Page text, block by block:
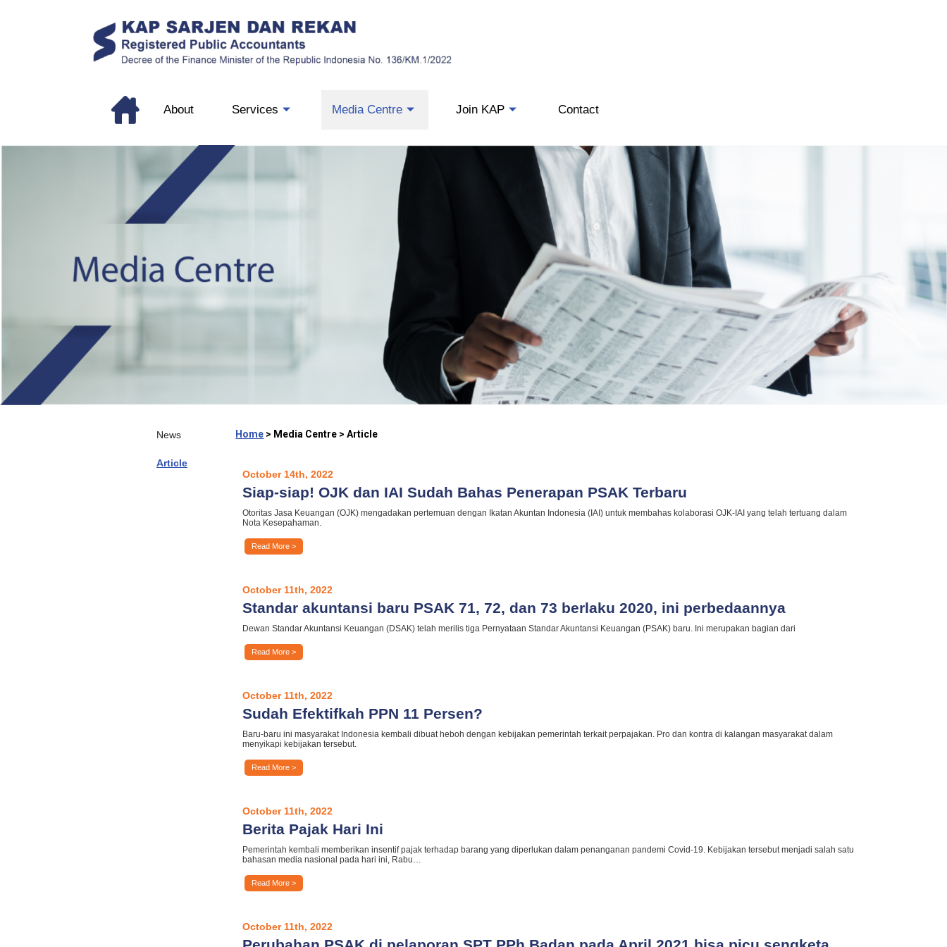
About Services Media Centre Join KAP Contact
News
Article
Home > Media Centre > Article
October 14th, 2022
Siap-siap! OJK dan IAI Sudah Bahas Penerapan PSAK Terbaru
Otoritas Jasa Keuangan (OJK) mengadakan pertemuan dengan Ikatan Akuntan Indonesia (IAI) untuk membahas kolaborasi OJK-IAI yang telah tertuang dalam
Nota Kesepahaman.
Read More >
October 11th, 2022
Standar akuntansi baru PSAK 71, 72, dan 73 berlaku 2020, ini perbedaannya
Dewan Standar Akuntansi Keuangan (DSAK) telah merilis tiga Pernyataan Standar Akuntansi Keuangan (PSAK) baru. Ini merupakan bagian dari
Read More >
October 11th, 2022
Sudah Efektifkah PPN 11 Persen?
Baru-baru ini masyarakat Indonesia kembali dibuat heboh dengan kebijakan pemerintah terkait perpajakan. Pro dan kontra di kalangan masyarakat dalam
menyikapi kebijakan tersebut.
Read More >
October 11th, 2022
Berita Pajak Hari Ini
Pemerintah kembali memberikan insentif pajak terhadap barang yang diperlukan dalam penanganan pandemi Covid-19. Kebijakan tersebut menjadi salah satu
bahasan media nasional pada hari ini, Rabu…
Read More >
October 11th, 2022